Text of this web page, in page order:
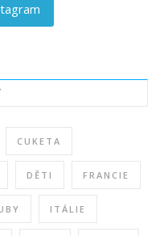
CUKETA
DĚTI FRANCIE
ITÁLIE